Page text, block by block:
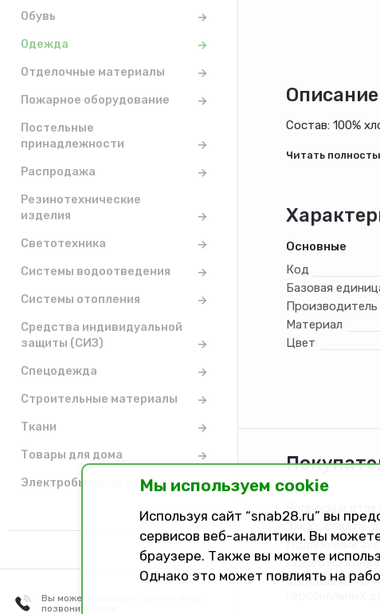
Обувь
Одежда
Отделочные материалы
Пожарное оборудование
Постельные
принадлежности
Распродажа
Резинотехнические
изделия
Светотехника
Системы водоотведения
Системы отопления
Средства индивидуальной
защиты (СИЗ)
Спецодежда
Строительные материалы
Ткани
Товары для дома
Электробытовая техника
Вы можете заказать звонок, либо
позвонить сами
Описание
Состав: 100%
Основные
Код
Базовая
Производитель
Материал
Цвет
Каталог
Заказ, оплата,
Подарочные
Политика
Соглашение на
Мы используем cookie
Используя сайт “snab28.ru” вы
сервисов веб-аналитики. Вы
браузере. Также вы можете
Однако это может повлиять на